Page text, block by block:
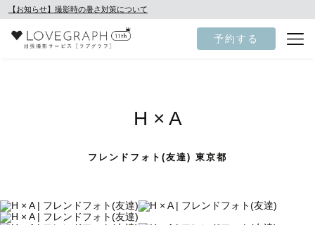
【お知らせ】撮影時の暑さ対策について
予約する
H × A
フレンドフォト(友達) 東京都